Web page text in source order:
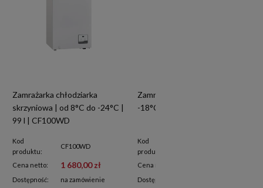
Zamrażarka chłodziarka
skrzyniowa | od 8°C do -24°C |
99 l | CF100WD
Kod
produktu:
CF100WD
Cena netto: 1 680,00 zł
Dostępność: na zamówienie
Zamrażarka skrzyniowa | do
-18°C | 51 l | CF51WE
Kod
produktu:
Cena netto:
Dostępność: